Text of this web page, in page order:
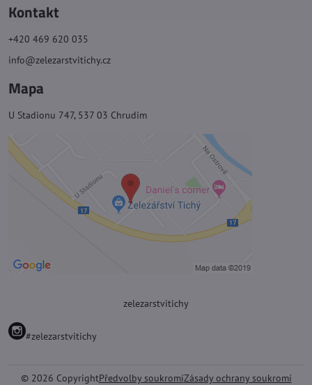
Kontakt
+420 469 620 035
info@zelezarstvitichy.cz
Mapa
U Stadionu 747, 537 03 Chrudim
zelezarstvitichy
#zelezarstvitichy
© 2026 CopyrightPředvolby soukromíZásady ochrany soukromí